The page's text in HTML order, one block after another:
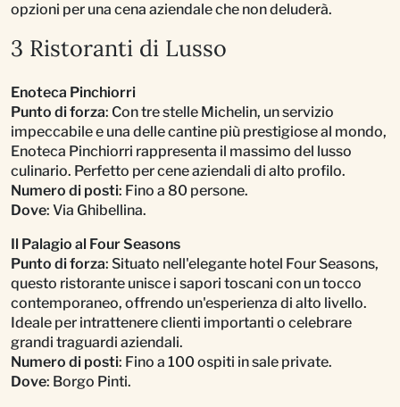
opzioni per una cena aziendale che non deluderà.
3 Ristoranti di Lusso
Enoteca Pinchiorri
Punto di forza: Con tre stelle Michelin, un servizio
impeccabile e una delle cantine più prestigiose al mondo,
Enoteca Pinchiorri rappresenta il massimo del lusso
culinario. Perfetto per cene aziendali di alto profilo.
Numero di posti: Fino a 80 persone.
Dove: Via Ghibellina.
Il Palagio al Four Seasons
Punto di forza: Situato nell'elegante hotel Four Seasons,
questo ristorante unisce i sapori toscani con un tocco
contemporaneo, offrendo un'esperienza di alto livello.
Ideale per intrattenere clienti importanti o celebrare
grandi traguardi aziendali.
Numero di posti: Fino a 100 ospiti in sale private.
Dove: Borgo Pinti.